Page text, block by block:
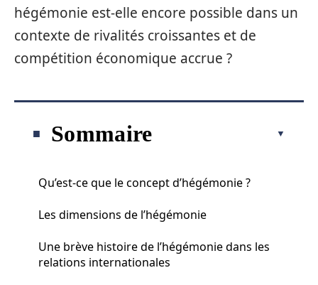
hégémonie est-elle encore possible dans un
contexte de rivalités croissantes et de
compétition économique accrue ?
Sommaire
Qu’est-ce que le concept d’hégémonie ?
Les dimensions de l’hégémonie
Une brève histoire de l’hégémonie dans les
relations internationales